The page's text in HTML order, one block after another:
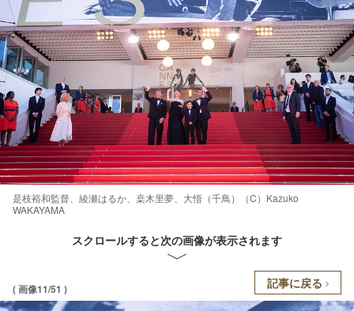
是枝裕和監督、綾瀬はるか、桒木里夢、大悟（千鳥）（C）Kazuko
WAKAYAMA
スクロールすると次の画像が表示されます
( 画像11/51 ) 記事に戻る